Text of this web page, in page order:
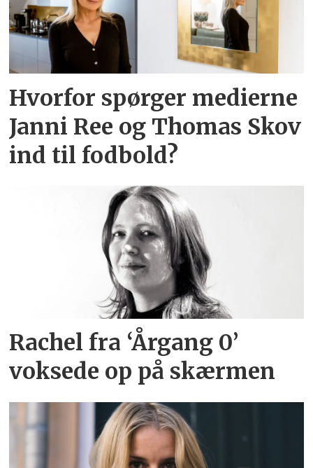
Hvorfor spørger medierne
Janni Ree og Thomas Skov
ind til fodbold?
Rachel fra ‘Årgang 0’
voksede op på skærmen